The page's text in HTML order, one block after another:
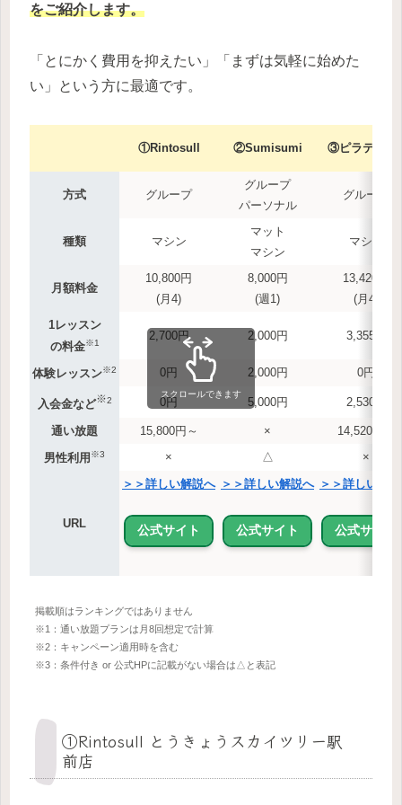
をご紹介します。
「とにかく費用を抑えたい」「まずは気軽に始めた
い」という方に最適です。
①Rintosull ②Sumisumi ③ピラティス
方式 グループ
グループ
パーソナル
グループ
種類 マシン
マット
マシン
マシン
月額料金
10,800円
(月4)
8,000円
(週1)
13,420円
(月4)
1レッスン
の料金※1
2,700円 2,000円 3,355円
体験レッスン※2 0円 2,000円 0円
入会金など※2 0円 5,000円 2,530円
通い放題 15,800円～ ×
14,520円～
男性利用 ※3 × △ ×
URL
＞＞詳しい解説へ
公式サイト
＞＞詳しい解説へ
公式サイト
＞＞詳しい解
公式サイト
スクロールできます
掲載順はランキングではありません
※1：通い放題プランは月8回想定で計算
※2：キャンペーン適用時を含む
※3：条件付き or 公式HPに記載がない場合は△と表記
①Rintosull とうきょうスカイツリー駅
前店